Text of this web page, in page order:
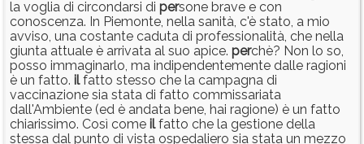
la voglia di circondarsi di persone brave e con
conoscenza. In Piemonte, nella sanità, c'è stato, a mio
avviso, una costante caduta di professionalità, che nella
giunta attuale è arrivata al suo apice. perchè? Non lo so,
posso immaginarlo, ma indipendentemente dalle ragioni
è un fatto. ilfatto stesso che la campagna di
vaccinazione sia stata di fatto commissariata
dall'Ambiente (ed è andata bene, hai ragione) è un fatto
chiarissimo. Così come ilfatto che la gestione della
stessa dal punto di vista ospedaliero sia stata un mezzo